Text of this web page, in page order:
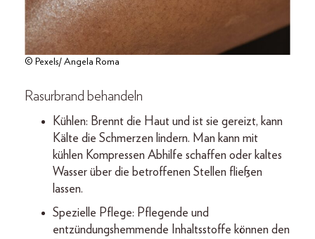
© Pexels/ Angela Roma
Rasurbrand behandeln
Kühlen: Brennt die Haut und ist sie gereizt, kann
Kälte die Schmerzen lindern. Man kann mit
kühlen Kompressen Abhilfe schaffen oder kaltes
Wasser über die betroffenen Stellen fließen
lassen.
Spezielle Pflege: Pflegende und
entzündungshemmende Inhaltsstoffe können den